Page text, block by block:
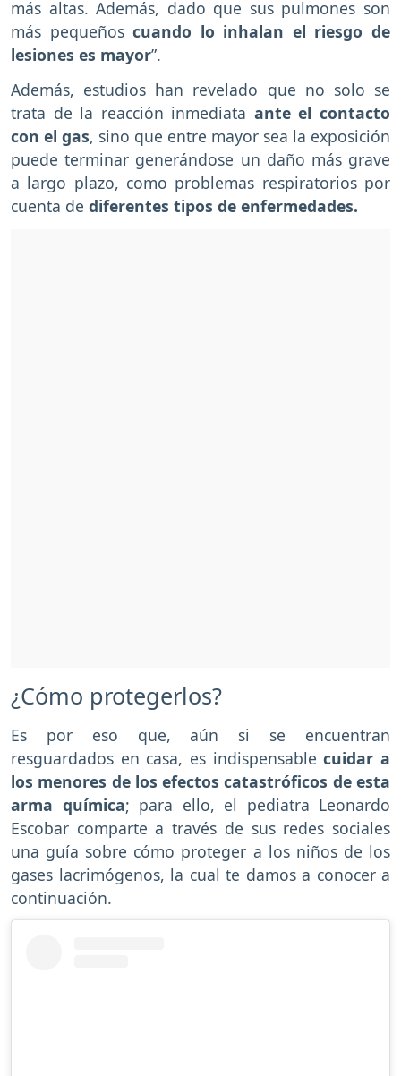
más altas. Además, dado que sus pulmones son
más pequeñoscuando lo inhalan el riesgo de
lesiones es mayor”.
Además, estudios han revelado que no solo se
trata de la reacción inmediata ante el contacto
con el gas, sino que entre mayor sea la exposición
puede terminar generándose un daño más grave
a largo plazo, como problemas respiratorios por
cuenta de diferentes tipos de enfermedades.
¿Cómo protegerlos?
Es por eso que, aún si se encuentran
resguardados en casa, es indispensablecuidar a
los menores de los efectos catastróficos de esta
arma química; para ello, el pediatra Leonardo
Escobar comparte a través de sus redes sociales
una guía sobre cómo proteger a los niños de los
gases lacrimógenos, la cual te damos a conocer a
continuación.